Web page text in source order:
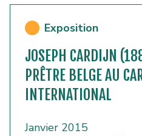
Exposition
JOSEPH CARDIJN
PRÊTRE BELGE AU
INTERNATIONAL
Janvier 2015